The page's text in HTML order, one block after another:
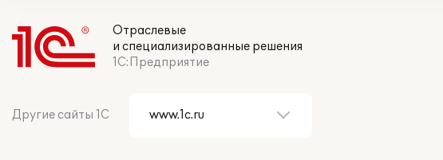
Отраслевые
и специализированные решения
1С:Предприятие
Другие сайты 1С